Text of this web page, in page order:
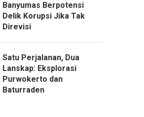
Banyumas Berpotensi
Delik Korupsi Jika Tak
Direvisi
Satu Perjalanan, Dua
Lanskap: Eksplorasi
Purwokerto dan
Baturraden